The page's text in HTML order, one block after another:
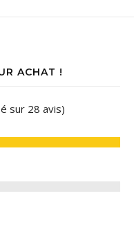
ACHAT !
sur 28 avis)